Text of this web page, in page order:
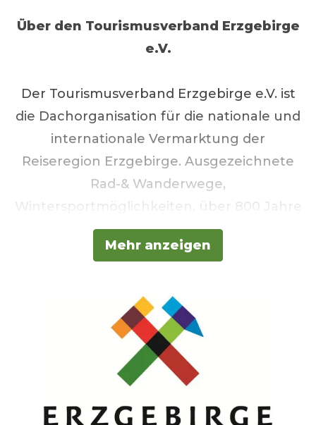
Über den Tourismusverband Erzgebirge
e.V.
Der Tourismusverband Erzgebirge e.V. ist
die Dachorganisation für die nationale und
internationale Vermarktung der
Reiseregion Erzgebirge. Ausgezeichnete
Rad-& Wanderwege,
Wintersportmöglichkeiten, über 800 Jahre
Bergbautradition, weltbekannte
Weihnachtsbräuche & Handwerkskunst
in das Erzgebirge im Süden Sachsens
aufbricht, lernt eine zweite Heimat kennen
die Erlebnisheimat.
Modern und
traditionell, mit Geschichte und
Geschichten!
Mehr anzeigen